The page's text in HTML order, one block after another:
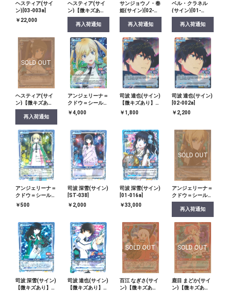
ヘスティア(サイ
ン)[03-003a]
￥22,000
ヘスティア(サイ
ン)【微キズあ
り】[ST-048]
再入荷通知
サンジョウノ・春
姫(サイン)[02-
042a]
再入荷通知
ベル・クラネル
(サイン)[01-
049a]
再入荷通知
SOLD OUT
ヘスティア(サイ
ン)【微キズあ
り】[ST-001]
再入荷通知
アンジェリーナ＝
クドウ＝シールズ
【微キズあり】
[02-037a]
￥4,000
司波 達也(サイン)
【微キズあり】
[02-002a]
￥1,800
司波 達也(サイン)
[02-002a]
￥2,200
アンジェリーナ＝
クドウ＝シールズ
(サイン)【微キズ
￥500
司波 深雪(サイン)
[ST-038]
￥2,000
司波 深雪(サイン)
[01-016a]
￥33,000
SOLD OUT
アンジェリーナ＝
クドウ＝シールズ
(サイン)[ST-006]
再入荷通知
司波 深雪(サイン)
【微キズあり】
司波 達也(サイン)
【微キズあり】
SOLD OUT
百江 なぎさ(サイ
ン)【微キズあ
SOLD OUT
鹿目 まどか(サイ
ン)【微キズあ